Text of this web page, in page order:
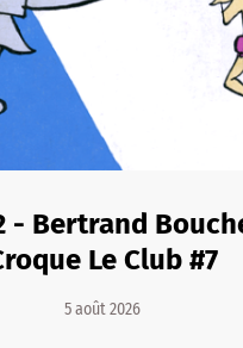
- Bertrand
Le Club #7
5 août 2026